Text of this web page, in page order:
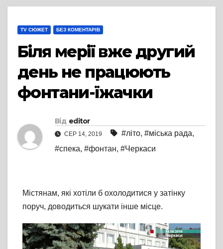
TV СЮЖЕТ БЕЗ КОМЕНТАРІВ
Біля мерії вже другий
день не працюють
фонтани-їжачки
Від editor
СЕР 14, 2019 #літо, #міська рада,
#спека, #фонтан, #Черкаси
Містянам, які хотіли б охолодитися у затінку
поруч, доводиться шукати інше місце.